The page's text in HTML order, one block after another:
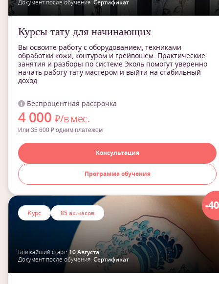
Документ после обучения: Сертификат
Курсы тату для начинающих
Вы освоите работу с оборудованием, техниками
обработки кожи, контуром и грейвошем. Практические
занятия и разборы по системе Эколь помогут уверенно
начать работу тату мастером и выйти на стабильный
доход
Беспроцентная рассрочка
4 000 ₽/в мес.
Или 35 600 ₽ одним платежом
Консультация
Программа обучения
-
Курс 85 ак.часов
Ближайший старт:10 Августа
Документ после обучения: Сертификат